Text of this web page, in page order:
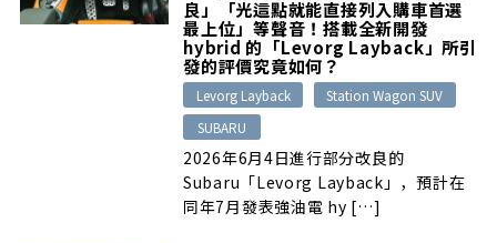
良」「光這點就能直接列入購車首選
最上位」等聲音！搭載全新開發
hybrid 的「Levorg Layback」所引
發的評價究竟如何？
Levorg Layback
Station Wagon SUV
SUBARU
2026年6月4日進行部分改良的
Subaru「Levorg Layback」，預計在
同年7月發表強油電 hy […]